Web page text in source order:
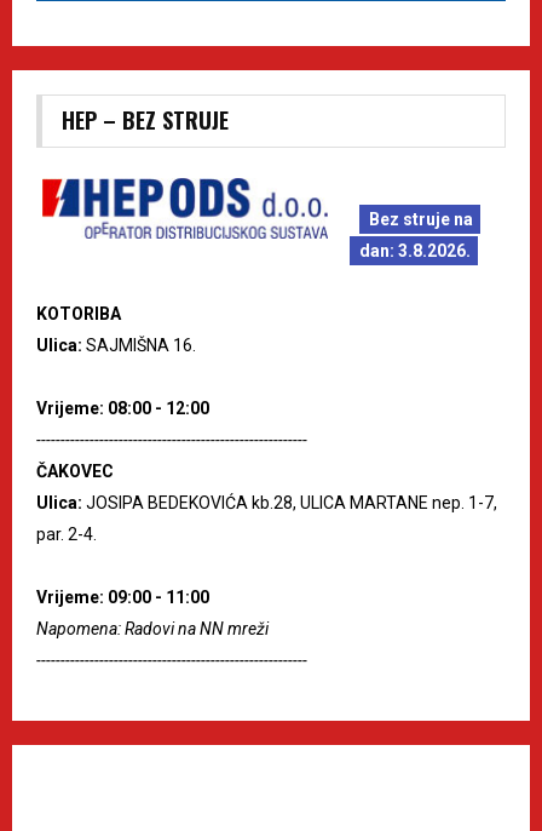
HEP – BEZ STRUJE
Bez struje na
dan: 3.8.2026.
KOTORIBA
Ulica: SAJMIŠNA 16.
Vrijeme: 08:00 - 12:00
--------------------------------------------------------
ČAKOVEC
Ulica: JOSIPA BEDEKOVIĆA kb.28, ULICA MARTANE nep. 1-7,
par. 2-4.
Vrijeme: 09:00 - 11:00
Napomena: Radovi na NN mreži
--------------------------------------------------------